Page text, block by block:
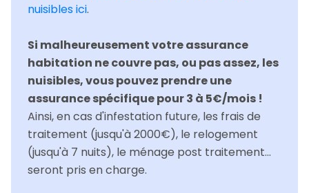
nuisibles ici.
Si malheureusement votre assurance
habitation ne couvre pas, ou pas assez, les
nuisibles, vous pouvez prendre une
assurance spécifique pour 3 à 5€/mois !
Ainsi, en cas d'infestation future, les frais de
traitement (jusqu'à 2000€), le relogement
(jusqu'à 7 nuits), le ménage post traitement...
seront pris en charge.